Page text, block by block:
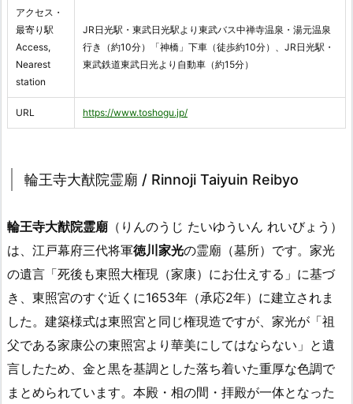
アクセス・
最寄り駅
Access,
Nearest
station
JR日光駅・東武日光駅より東武バス中禅寺温泉・湯元温泉
行き（約10分）「神橋」下車（徒歩約10分）、JR日光駅・
東武鉄道東武日光より自動車（約15分）
URL https://www.toshogu.jp/
輪王寺大猷院霊廟 / Rinnoji Taiyuin Reibyo
輪王寺大猷院霊廟 （りんのうじ たいゆういん れいびょう）
は、江戸幕府三代将軍徳川家光の霊廟（墓所）です。家光
の遺言「死後も東照大権現（家康）にお仕えする」に基づ
き、東照宮のすぐ近くに1653年（承応2年）に建立されま
した。建築様式は東照宮と同じ権現造ですが、家光が「祖
父である家康公の東照宮より華美にしてはならない」と遺
言したため、金と黒を基調とした落ち着いた重厚な色調で
まとめられています。本殿・相の間・拝殿が一体となった